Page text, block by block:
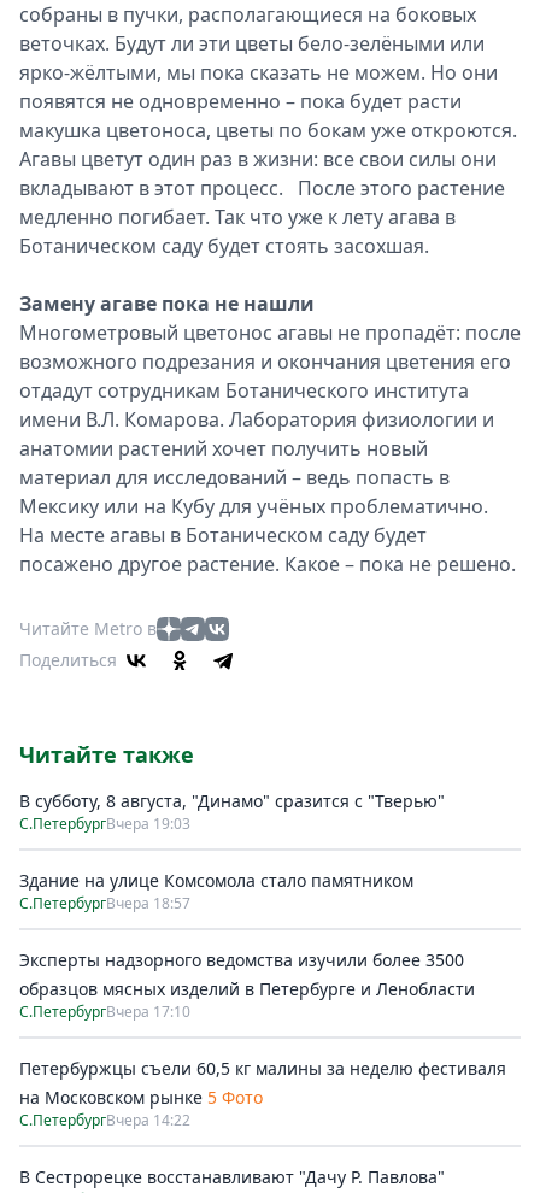
собраны в пучки, располагающиеся на боковых
веточках. Будут ли эти цветы бело-зелёными или
ярко-жёлтыми, мы пока сказать не можем. Но они
появятся не одновременно – пока будет расти
макушка цветоноса, цветы по бокам уже откроются.
Агавы цветут один раз в жизни: все свои силы они
вкладывают в этот процесс. После этого растение
медленно погибает. Так что уже к лету агава в
Ботаническом саду будет стоять засохшая.
Замену агаве пока не нашли
Многометровый цветонос агавы не пропадёт: после
возможного подрезания и окончания цветения его
отдадут сотрудникам Ботанического института
имени В.Л. Комарова. Лаборатория физиологии и
анатомии растений хочет получить новый
материал для исследований – ведь попасть в
Мексику или на Кубу для учёных проблематично.
На месте агавы в Ботаническом саду будет
посажено другое растение. Какое – пока не решено.
Читайте Metro в
Поделиться
Читайте также
В субботу, 8 августа, "Динамо" сразится с "Тверью"
С.ПетербургВчера 19:03
Здание на улице Комсомола стало памятником
С.ПетербургВчера 18:57
Эксперты надзорного ведомства изучили более 3500
образцов мясных изделий в Петербурге и Ленобласти
С.ПетербургВчера 17:10
Петербуржцы съели 60,5 кг малины за неделю фестиваля
на Московском рынке 5 Фото
С.ПетербургВчера 14:22
В Сестрорецке восстанавливают "Дачу Р. Павлова"